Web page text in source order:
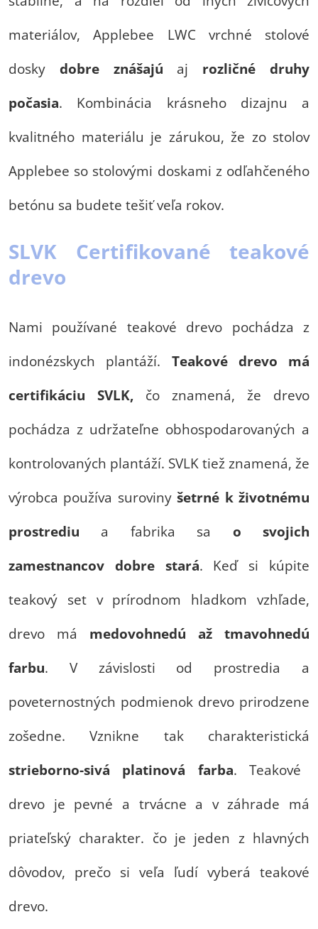
materiálov, Applebee LWC vrchné stolové
dosky dobre znášajú aj rozličné druhy
počasia. Kombinácia krásneho dizajnu a
kvalitného materiálu je zárukou, že zo stolov
Applebee so stolovými doskami z odľahčeného
betónu sa budete tešiť veľa rokov.
SLVK Certifikované teakové
drevo
Nami používané teakové drevo pochádza z
indonézskych plantáží. Teakové drevo má
certifikáciu SVLK, čo znamená, že drevo
pochádza z udržateľne obhospodarovaných a
kontrolovaných plantáží. SVLK tiež znamená, že
výrobca používa surovinyšetrné k životnému
prostrediu a fabrika sa o svojich
zamestnancov dobre stará. Keď si kúpite
teakový set v prírodnom hladkom vzhľade,
drevo má medovohnedú až tmavohnedú
farbu. V závislosti od prostredia a
poveternostných podmienok drevo prirodzene
zošedne. Vznikne tak charakteristická
strieborno-sivá platinová farba. Teakové
drevo je pevné a trvácne a v záhrade má
priateľský charakter. čo je jeden z hlavných
dôvodov, prečo si veľa ľudí vyberá teakové
drevo.